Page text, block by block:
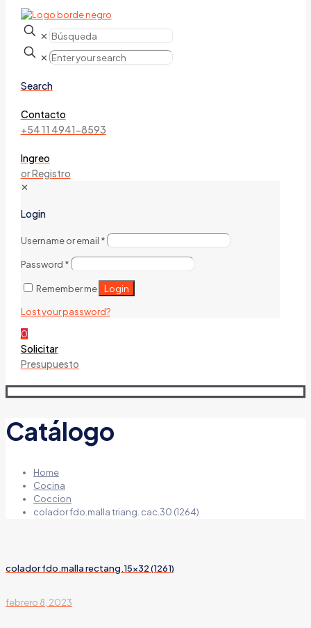
✕
✕
Search
Contacto
+54 11 4941-8593
Ingreo
or Registro
✕
Login
Username or email *
Password *
Remember me Login
Lost your password?
0
Solicitar
Presupuesto
Catálogo
Home
Cocina
Coccion
colador fdo.malla triang. cac.30 (1264)
colador fdo.malla rectang.15×32 (1261)
febrero 8, 2023